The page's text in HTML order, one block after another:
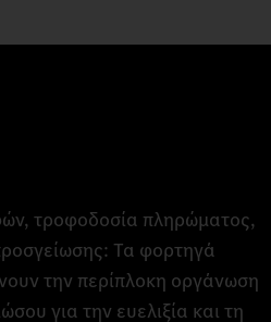
τροφοδοσία πληρώματος,
Τα φορτηγά
την περίπλοκη οργάνωση
για την ευελιξία και τη